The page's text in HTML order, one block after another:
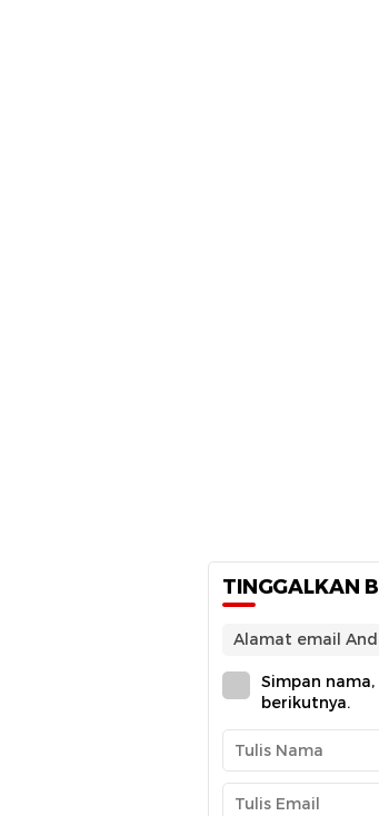
TINGGALKAN
Alamat email
Simpan
berikutnya.